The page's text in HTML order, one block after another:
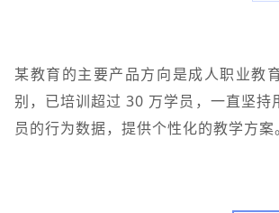
某教育的主要产品方向是成人职业教
别，已培训超过 30 万学员，一直坚
员的行为数据，提供个性化的教学方案。